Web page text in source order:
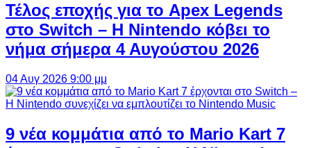
Τέλος εποχής για το Apex Legends
στο Switch – Η Nintendo κόβει το
νήμα σήμερα 4 Αυγούστου 2026
04 Αυγ 2026 9:00 μμ
9 νέα κομμάτια από το Mario Kart 7